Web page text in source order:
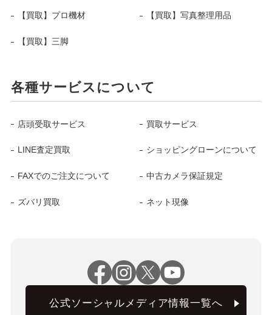
【買取】プロ機材 【買取】写真整理用品
【買取】三脚
各種サービスについて
店頭受取サービス 買取サービス
LINE査定買取 ショッピングローンについて
FAXでのご注文について 中古カメラ保証規定
ズバリ買取 ネット現像
公式ソーシャルメディア情報一覧へ